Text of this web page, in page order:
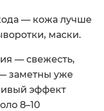
— кожа лучше
маски.
— свежесть,
заметны уже
эффект
8–10